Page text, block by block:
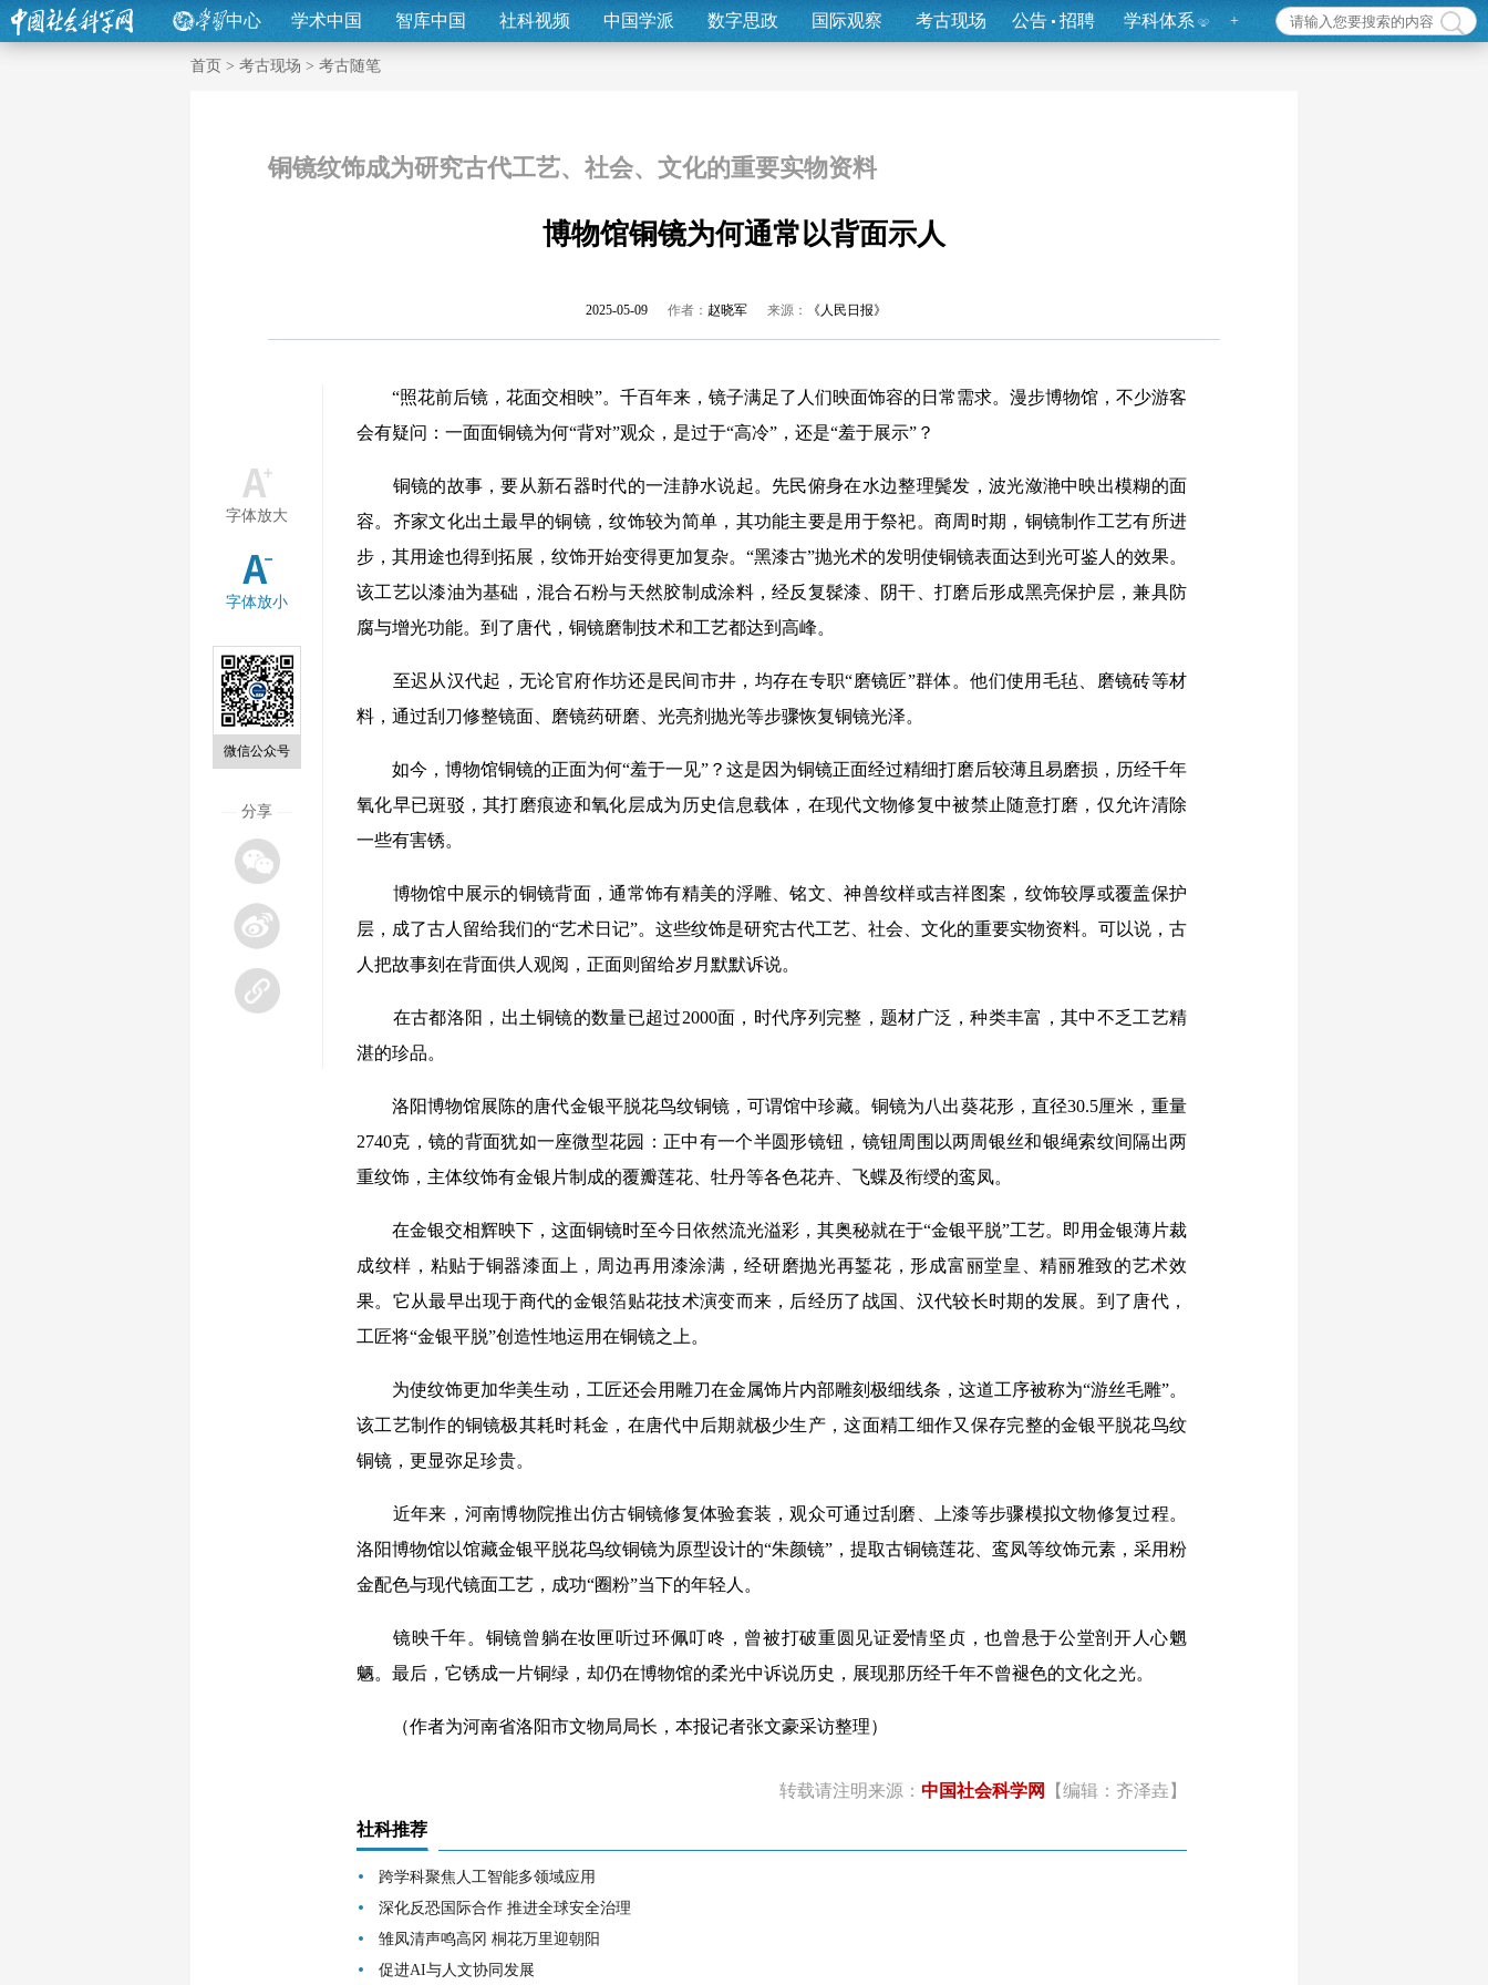
中心 学术中国 智库中国 社科视频 中国学派 数字思政 国际观察 考古现场 公告 招聘 学科体系 +
首页 > 考古现场 > 考古随笔
铜镜纹饰成为研究古代工艺、社会、文化的重要实物资料
博物馆铜镜为何通常以背面示人
2025-05-09 作者： 赵晓军 来源： 《人民日报》
字体放大
字体放小
微信公众号
分享
“照花前后镜，花面交相映”。千百年来，镜子满足了人们映面饰容的日常需求。漫步博物馆，不少游客
会有疑问：一面面铜镜为何“背对”观众，是过于“高冷”，还是“羞于展示”？
铜镜的故事，要从新石器时代的一洼静水说起。先民俯身在水边整理鬓发，波光潋滟中映出模糊的面
容。齐家文化出土最早的铜镜，纹饰较为简单，其功能主要是用于祭祀。商周时期，铜镜制作工艺有所进
步，其用途也得到拓展，纹饰开始变得更加复杂。“黑漆古”抛光术的发明使铜镜表面达到光可鉴人的效果。
该工艺以漆油为基础，混合石粉与天然胶制成涂料，经反复髹漆、阴干、打磨后形成黑亮保护层，兼具防
腐与增光功能。到了唐代，铜镜磨制技术和工艺都达到高峰。
至迟从汉代起，无论官府作坊还是民间市井，均存在专职“磨镜匠”群体。他们使用毛毡、磨镜砖等材
料，通过刮刀修整镜面、磨镜药研磨、光亮剂抛光等步骤恢复铜镜光泽。
如今，博物馆铜镜的正面为何“羞于一见”？这是因为铜镜正面经过精细打磨后较薄且易磨损，历经千年
氧化早已斑驳，其打磨痕迹和氧化层成为历史信息载体，在现代文物修复中被禁止随意打磨，仅允许清除
一些有害锈。
博物馆中展示的铜镜背面，通常饰有精美的浮雕、铭文、神兽纹样或吉祥图案，纹饰较厚或覆盖保护
层，成了古人留给我们的“艺术日记”。这些纹饰是研究古代工艺、社会、文化的重要实物资料。可以说，古
人把故事刻在背面供人观阅，正面则留给岁月默默诉说。
在古都洛阳，出土铜镜的数量已超过2000面，时代序列完整，题材广泛，种类丰富，其中不乏工艺精
湛的珍品。
洛阳博物馆展陈的唐代金银平脱花鸟纹铜镜，可谓馆中珍藏。铜镜为八出葵花形，直径30.5厘米，重量
2740克，镜的背面犹如一座微型花园：正中有一个半圆形镜钮，镜钮周围以两周银丝和银绳索纹间隔出两
重纹饰，主体纹饰有金银片制成的覆瓣莲花、牡丹等各色花卉、飞蝶及衔绶的鸾凤。
在金银交相辉映下，这面铜镜时至今日依然流光溢彩，其奥秘就在于“金银平脱”工艺。即用金银薄片裁
成纹样，粘贴于铜器漆面上，周边再用漆涂满，经研磨抛光再錾花，形成富丽堂皇、精丽雅致的艺术效
果。它从最早出现于商代的金银箔贴花技术演变而来，后经历了战国、汉代较长时期的发展。到了唐代，
工匠将“金银平脱”创造性地运用在铜镜之上。
为使纹饰更加华美生动，工匠还会用雕刀在金属饰片内部雕刻极细线条，这道工序被称为“游丝毛雕”。
该工艺制作的铜镜极其耗时耗金，在唐代中后期就极少生产，这面精工细作又保存完整的金银平脱花鸟纹
铜镜，更显弥足珍贵。
近年来，河南博物院推出仿古铜镜修复体验套装，观众可通过刮磨、上漆等步骤模拟文物修复过程。
洛阳博物馆以馆藏金银平脱花鸟纹铜镜为原型设计的“朱颜镜”，提取古铜镜莲花、鸾凤等纹饰元素，采用粉
金配色与现代镜面工艺，成功“圈粉”当下的年轻人。
镜映千年。铜镜曾躺在妆匣听过环佩叮咚，曾被打破重圆见证爱情坚贞，也曾悬于公堂剖开人心魍
魉。最后，它锈成一片铜绿，却仍在博物馆的柔光中诉说历史，展现那历经千年不曾褪色的文化之光。
（作者为河南省洛阳市文物局局长，本报记者张文豪采访整理）
转载请注明来源： 中国社会科学网 【编辑：齐泽垚】
社科推荐
跨学科聚焦人工智能多领域应用
深化反恐国际合作 推进全球安全治理
雏凤清声鸣高冈 桐花万里迎朝阳
促进AI与人文协同发展